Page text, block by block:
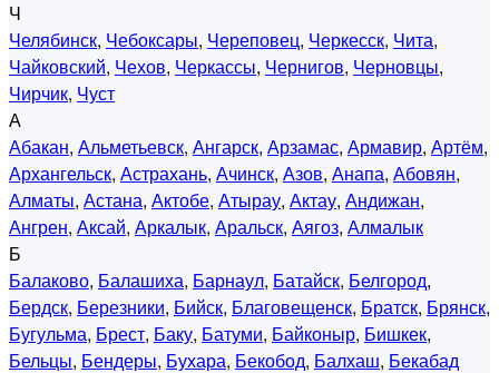
Ч
Челябинск, Чебоксары, Череповец, Черкесск, Чита,
Чайковский, Чехов, Черкассы, Чернигов, Черновцы,
Чирчик, Чуст
А
Абакан, Альметьевск, Ангарск, Арзамас, Армавир, Артём,
Архангельск, Астрахань, Ачинск, Азов, Анапа, Абовян,
Алматы, Астана, Актобе, Атырау, Актау, Андижан,
Ангрен, Аксай, Аркалык, Аральск, Аягоз, Алмалык
Б
Балаково, Балашиха, Барнаул, Батайск, Белгород,
Бердск, Березники, Бийск, Благовещенск, Братск, Брянск,
Бугульма, Брест, Баку, Батуми, Байконыр, Бишкек,
Бельцы, Бендеры, Бухара, Бекобод, Балхаш, Бекабад